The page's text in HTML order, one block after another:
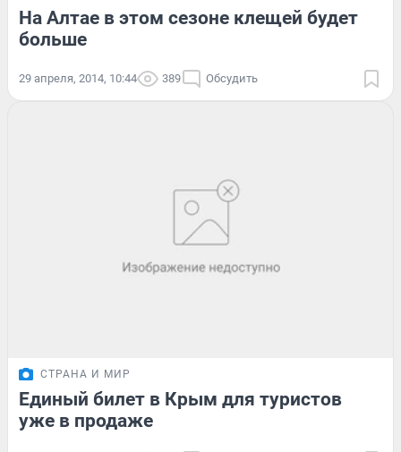
На Алтае в этом сезоне клещей будет
больше
29 апреля, 2014, 10:44 389 Обсудить
СТРАНА И МИР
Единый билет в Крым для туристов
уже в продаже